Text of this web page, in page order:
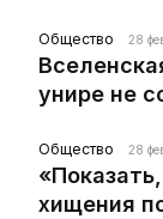
Общество 28
унире не
Общество 28
хищения